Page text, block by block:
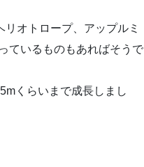
オトロープ、アップルミ
ているものもあればそうで
くらいまで成長しまし